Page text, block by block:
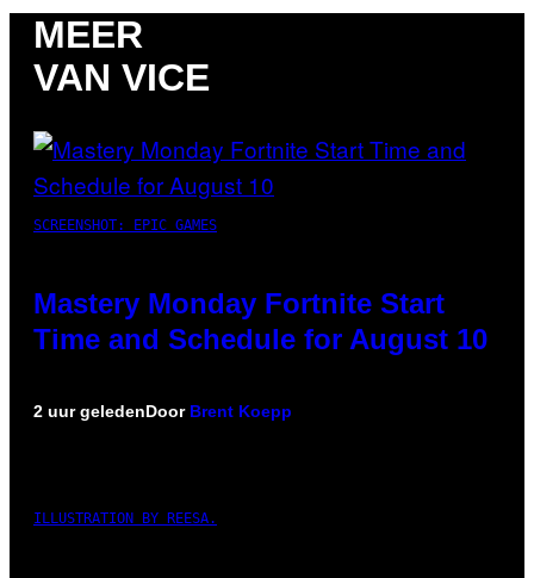
MEER
VAN VICE
SCREENSHOT: EPIC GAMES
Mastery Monday Fortnite Start
Time and Schedule for August 10
2 uur geledenDoor Brent Koepp
ILLUSTRATION BY REESA.